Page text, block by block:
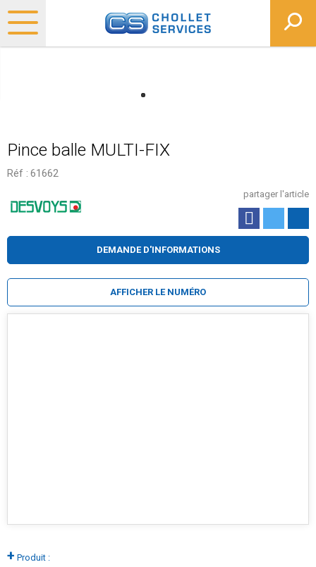
Pince balle MULTI-FIX
Réf : 61662
+ Produit :
partager l'article
DEMANDE D'INFORMATIONS
AFFICHER LE NUMÉRO